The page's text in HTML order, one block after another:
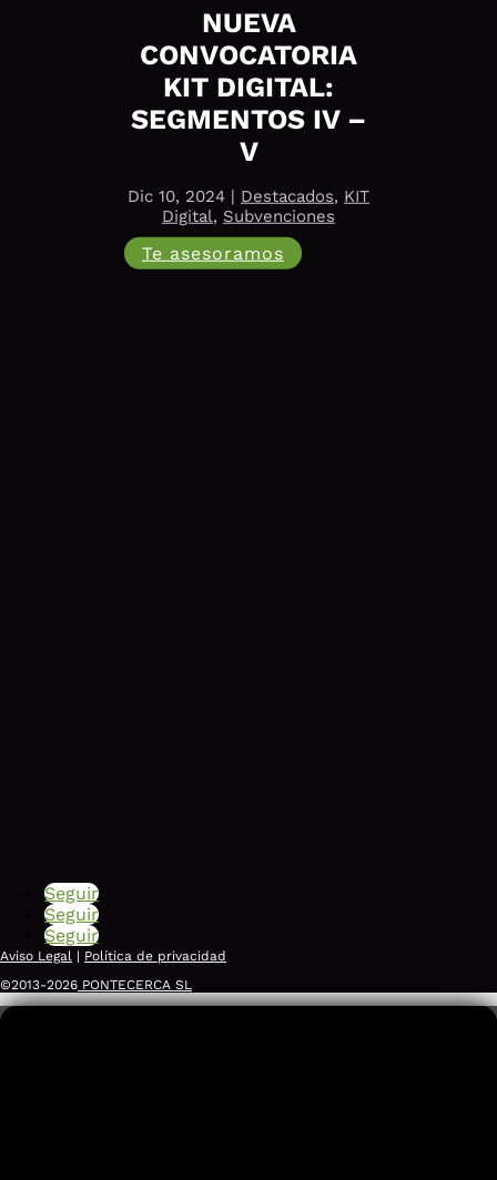
NUEVA
CONVOCATORIA
KIT DIGITAL:
SEGMENTOS IV –
V
Dic 10, 2024 | Destacados, KIT
Digital, Subvenciones
Te asesoramos
Seguir
Seguir
Seguir
Aviso Legal | Política de privacidad
©2013-2026 PONTECERCA SL